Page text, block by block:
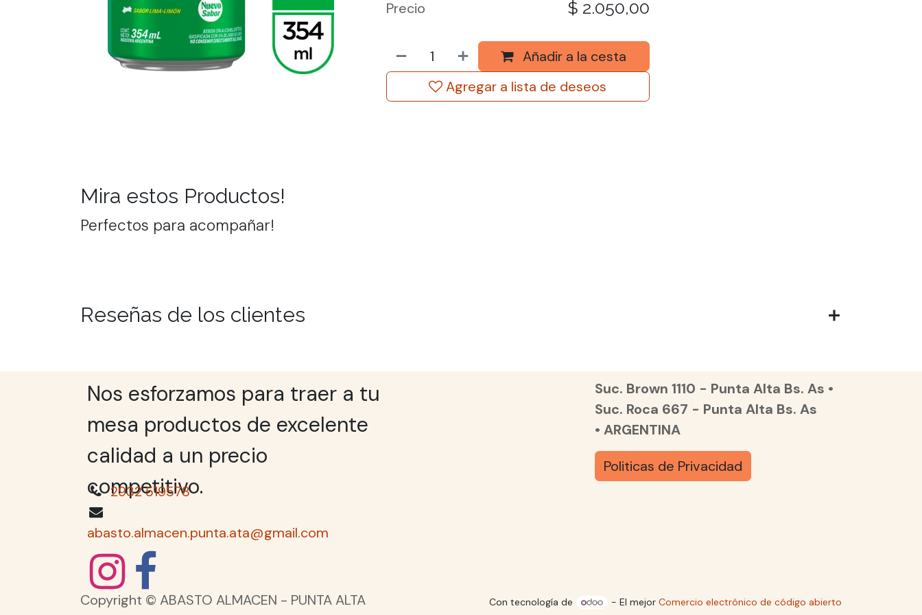
Añadir a la cesta
Agregar a lista de deseos
Precio $ 2.050,00
Mira estos Productos!
Perfectos para acompañar!
Reseñas de los clientes
Nos esforzamos para traer a tu
mesa productos de excelente
calidad a un precio
competitivo.
2932 519578
abasto.almacen.punta.ata@gmail.com
Suc. Brown 1110 - Punta Alta Bs. As •
Suc. Roca 667 - Punta Alta Bs. As
• ARGENTINA
Politicas de Privacidad
Copyright © ABASTO ALMACEN - PUNTA ALTA Con tecnología de - El mejor Comercio electrónico de código abierto